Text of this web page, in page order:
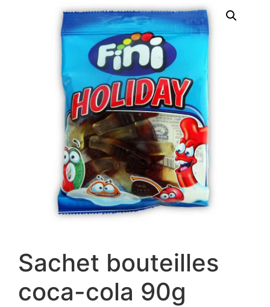
Sachet bouteilles
coca-cola 90g